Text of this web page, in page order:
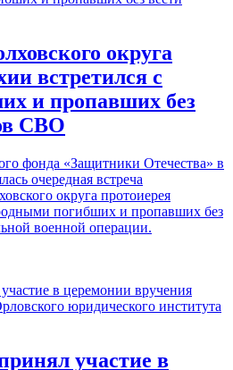
округа
встретился с
и пропавших без
СВО
фонда «Защитники Отечества» в
очередная встреча
округа протоиерея
погибших и пропавших без
военной операции.
участие в